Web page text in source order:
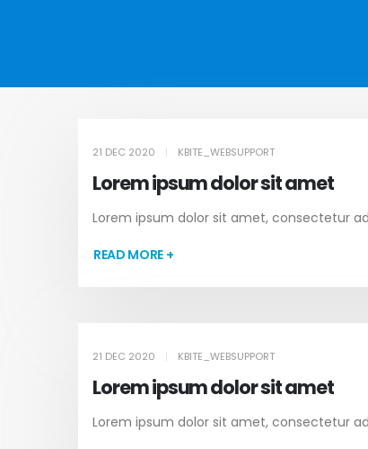
Lorem ipsum dolor sit amet
21 DEC 2020 KBITE_WEBSUPPORT
Lorem ipsum dolor sit amet, consectetur
READ MORE +
Lorem ipsum dolor sit amet
21 DEC 2020 KBITE_WEBSUPPORT
Lorem ipsum dolor sit amet, consectetur